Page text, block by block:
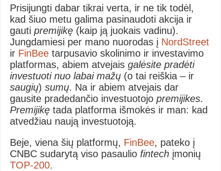
Prisijungti dabar tikrai verta, ir ne tik todėl,
kad šiuo metu galima pasinaudoti akcija ir
gauti premijikę(kaip ją juokais vadinu).
Jungdamiesi per mano nuorodas į NordStreet
ir FinBeetarpusavio skolinimo ir investavimo
platformas, abiem atvejais galėsite pradėti
investuoti nuo labai mažų(o tai reiškia – ir
saugių) sumų. Na ir abiem atvejais dar
gausite pradedančio investuotojo premijikes.
Premijikętada platforma išmokės ir man: kad
atvedžiau naują investuotoją.
Beje, viena šių platformų, FinBee, pateko į
CNBC sudarytą viso pasaulio fintechįmonių
TOP-200.